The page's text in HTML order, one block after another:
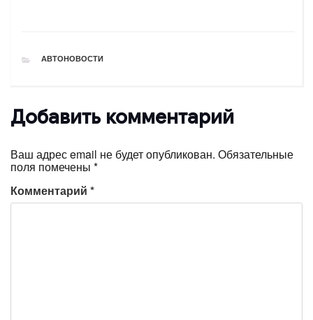
РУБРИКИ
АВТОНОВОСТИ
Добавить комментарий
Ваш адрес email не будет опубликован. Обязательные
поля помечены *
Комментарий *